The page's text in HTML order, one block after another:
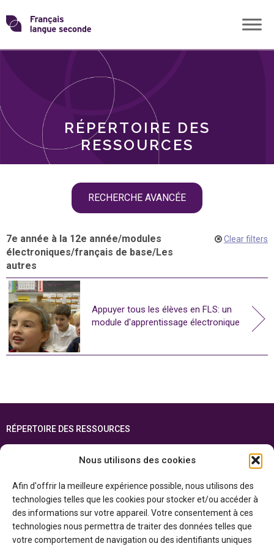
Nous utilisons des cookies
Afin d'offrir la meilleure expérience possible, nous utilisons des
technologies telles que les cookies pour stocker et/ou accéder à
des informations sur votre appareil. Votre consentement à ces
technologies nous permettra de traiter des données telles que
votre comportement de navigation ou des identifiants uniques
Skip
toTransformons
langue
RÉPERTOIRE DES
RESSOURCES
RECHERCHE AVANCÉE
THÈMES
7e année à la 12e année/modules
électroniques/français de base/Les
autres
Clear filters
Appuyer tous les élèves en FLS: un
module d'apprentissage électronique
RÉPERTOIRE DES RESSOURCES
ENGLISH
Cette ressource est réalisée grâce au soutien financier du gouvernement de
l’Ontario et du gouvernement duCanada par l’entremise du ministère du
Patrimoine canadien